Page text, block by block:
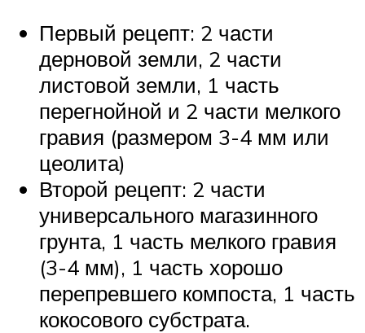
Первый рецепт: 2 части
дерновой земли, 2 части
листовой земли, 1 часть
перегнойной и 2 части мелкого
гравия (размером 3-4 мм или
цеолита)
Второй рецепт: 2 части
универсального магазинного
грунта, 1 часть мелкого гравия
(3-4 мм), 1 часть хорошо
перепревшего компоста, 1 часть
кокосового субстрата.